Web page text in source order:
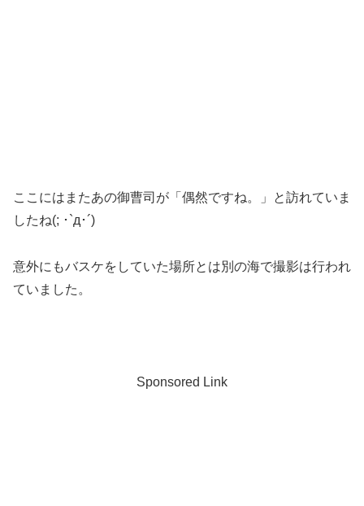
ここにはまたあの御曹司が「偶然ですね。」と訪れていま
したね(; ･`д･´)
意外にもバスケをしていた場所とは別の海で撮影は行われ
ていました。
Sponsored Link